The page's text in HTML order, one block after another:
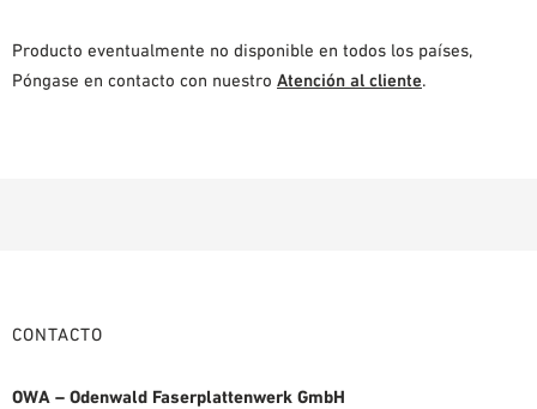
Producto eventualmente no disponible en todos los países,
Póngase en contacto con nuestro Atención al cliente.
CONTACTO
OWA – Odenwald Faserplattenwerk GmbH